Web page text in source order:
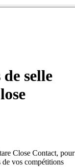
selle
Close Contact, pour
de vos compétitions